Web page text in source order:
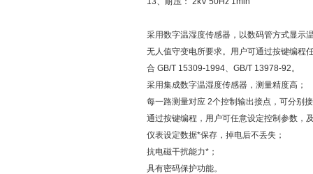
采用数字温湿度传感器，以数码管方式显示
无人值守变电所要求。用户可通过按键编程
合 GB/T 15309-1994、GB/T 13978-92。
采用集成数字温湿度传感器，测量精度高；
每一路测量对应 2个控制输出接点，可分别
通过按键编程，用户可任意设定控制参数，
仪表设定数据*保存，掉电后不丢失；
抗电磁干扰能力*；
具有密码保护功能。